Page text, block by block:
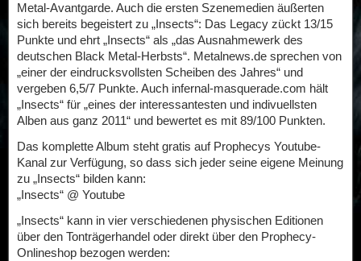
Metal-Avantgarde. Auch die ersten Szenemedien äußerten
sich bereits begeistert zu „Insects“: Das Legacy zückt 13/15
Punkte und ehrt „Insects“ als „das Ausnahmewerk des
deutschen Black Metal-Herbsts“. Metalnews.de sprechen von
„einer der eindrucksvollsten Scheiben des Jahres“ und
vergeben 6,5/7 Punkte. Auch infernal-masquerade.com hält
„Insects“ für „eines der interessantesten und indivuellsten
Alben aus ganz 2011“ und bewertet es mit 89/100 Punkten.
Das komplette Album steht gratis auf Prophecys Youtube-
Kanal zur Verfügung, so dass sich jeder seine eigene Meinung
zu „Insects“ bilden kann:
„Insects“ @ Youtube
„Insects“ kann in vier verschiedenen physischen Editionen
über den Tonträgerhandel oder direkt über den Prophecy-
Onlineshop bezogen werden: